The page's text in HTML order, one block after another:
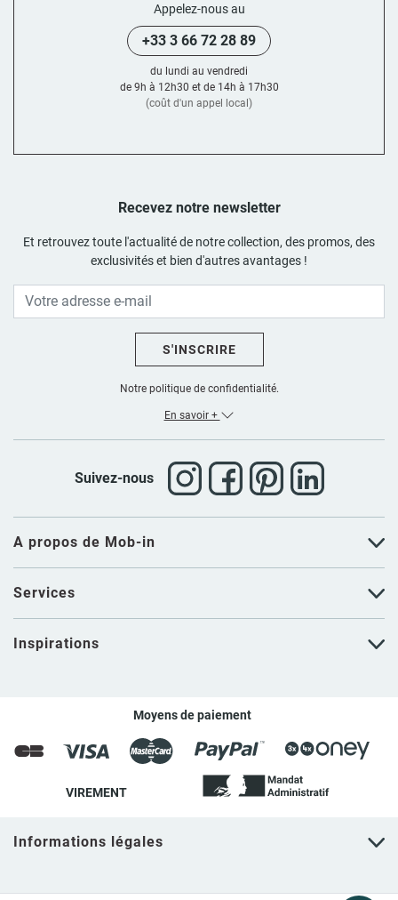
A propos de Mob-in
Services
Inspirations
Recevez notre newsletter
Et retrouvez toute l'actualité de notre collection, des promos, des
exclusivités et bien d'autres avantages !
S'INSCRIRE
Notre politique de confidentialité.
En savoir +
Suivez-nous
Appelez-nous au
+33 3 66 72 28 89
du lundi au vendredi
de 9h à 12h30 et de 14h à 17h30
(coût d'un appel local)
Moyens de paiement
VIREMENT
Informations légales